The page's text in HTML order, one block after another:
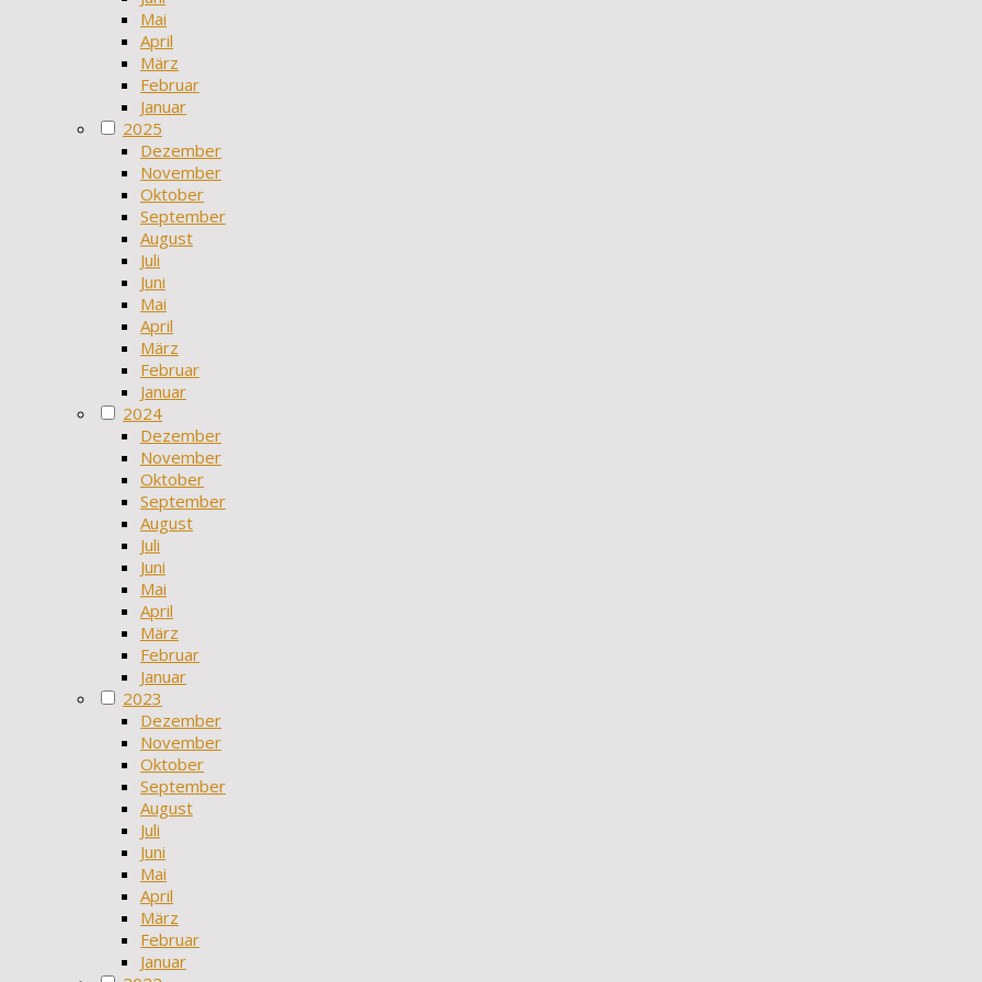
Mai
April
März
Februar
Januar
2025
Dezember
November
Oktober
September
August
Juli
Juni
Mai
April
März
Februar
Januar
2024
Dezember
November
Oktober
September
August
Juli
Juni
Mai
April
März
Februar
Januar
2023
Dezember
November
Oktober
September
August
Juli
Juni
Mai
April
März
Februar
Januar